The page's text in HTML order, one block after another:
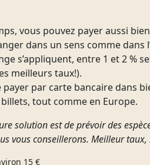
vous pouvez payer aussi
dans un sens comme dans
s’appliquent, entre 1 et 2 %
meilleurs taux!).
par carte bancaire dans
tout comme en Europe.
solution est de prévoir des
vous conseillerons. Meilleur
15 €